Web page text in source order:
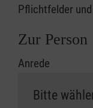
Pflichtfelder
Zur Person
Anrede